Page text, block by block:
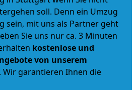
soll. Denn ein Umzug
sein, mit uns als Partner geht
Sie uns nur ca. 3 Minuten
kostenlose und
von unserem
. Wir garantieren Ihnen die